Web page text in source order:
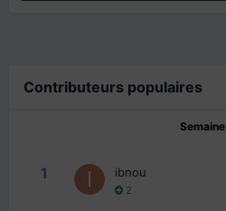
Contributeurs populaires
Semaine
1 ibnou
2